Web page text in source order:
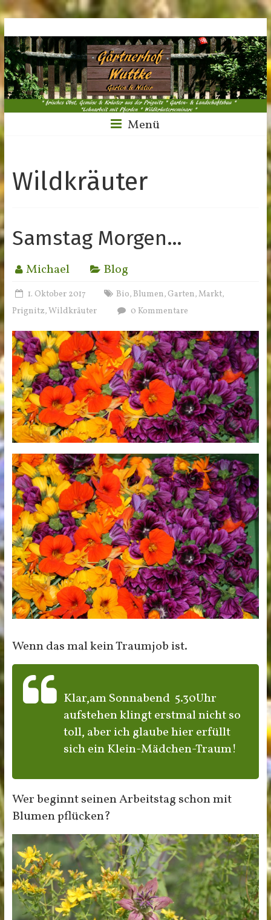
Menü
Wildkräuter
Samstag Morgen…
Michael Blog
1. Oktober 2017 Bio, Blumen, Garten,Markt,
Prignitz,Wildkräuter 0 Kommentare
Wenn das mal kein Traumjob ist.
Klar,am Sonnabend 5.30Uhr
aufstehen klingt erstmal nicht so
toll, aber ich glaube hier erfüllt
sich ein Klein-Mädchen-Traum!
Wer beginnt seinen Arbeitstag schon mit
Blumen pflücken?